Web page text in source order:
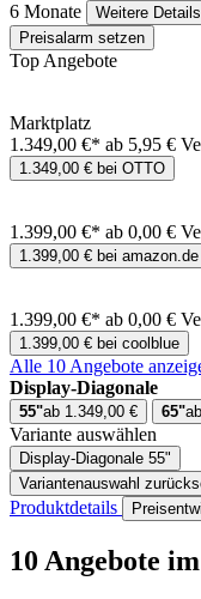
6 Monate
Weitere Details
Preisalarm setzen
Top Angebote
Marktplatz
1.349,00 €* ab 5,95 €
1.349,00 € bei OTTO
1.399,00 €* ab 0,00 €
1.399,00 € bei amazon.de
1.399,00 €* ab 0,00 €
1.399,00 € bei coolblue
Alle 10 Angebote
Display-Diagonale
55"ab 1.349,00 € 65"
Variante auswählen
Display-Diagonale 55"
Variantenauswahl
Produktdetails
10 Angebote